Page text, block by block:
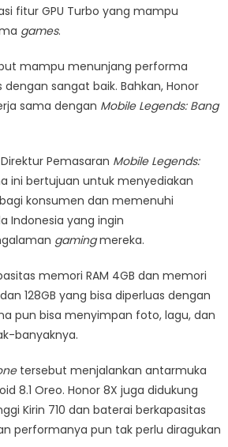
fitur GPU Turbo yang mampu
games.
mampu menunjang performa
sangat baik. Bahkan, Honor
sama dengan Mobile Legends: Bang
Pemasaran Mobile Legends:
ini bertujuan untuk menyediakan
konsumen dan memenuhi
Indonesia yang ingin
gamingmereka.
memori RAM 4GB dan memori
128GB yang bisa diperluas dengan
pun bisa menyimpan foto, lagu, dan
banyaknya.
tersebut menjalankan antarmuka
8.1 Oreo. Honor 8X juga didukung
Kirin 710 dan baterai berkapasitas
performanya pun tak perlu diragukan